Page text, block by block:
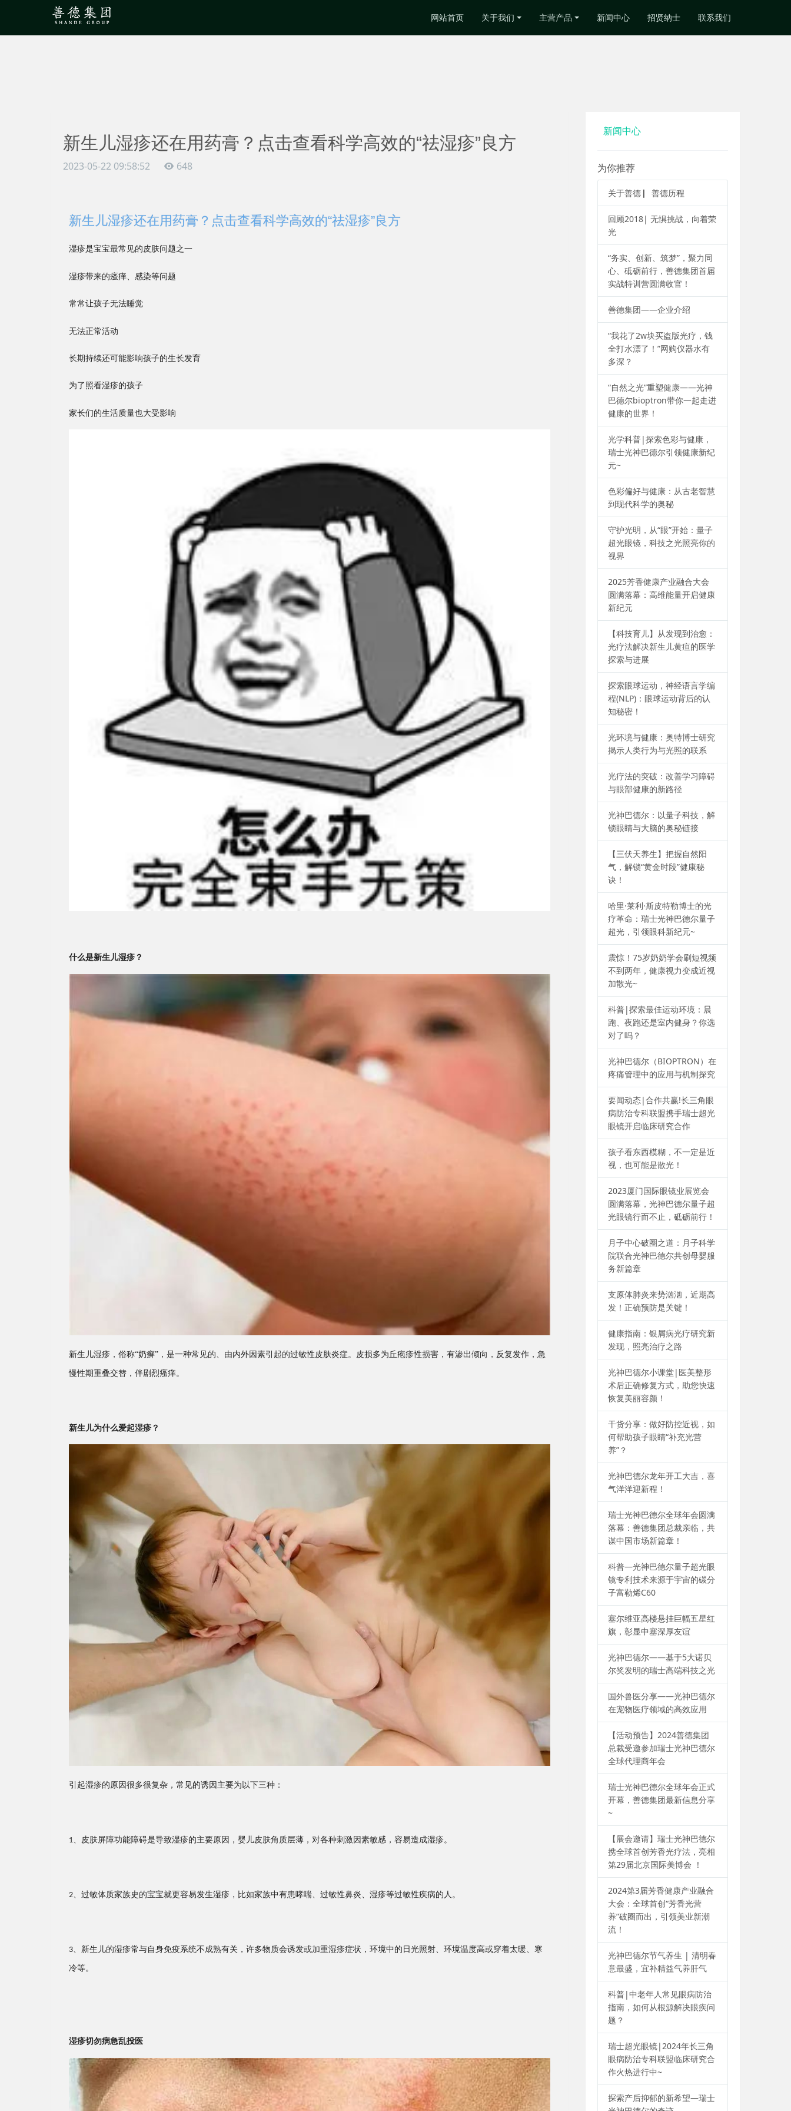
网站首页 关于我们 主营产品 新闻中心 招贤纳士 联系我们
新生儿湿疹还在用药膏？点击查看科学高效的“祛湿疹”良方
2023-05-22 09:58:52 648
新生儿湿疹还在用药膏？点击查看科学高效的“祛湿疹”良方
湿疹是宝宝最常见的皮肤问题之一
湿疹带来的瘙痒、感染等问题
常常让孩子无法睡觉
无法正常活动
长期持续还可能影响孩子的生长发育
为了照看湿疹的孩子
家长们的生活质量也大受影响
什么是新生儿湿疹？
新生儿湿疹，俗称“奶癣”，是一种常见的、由内外因素引起的过敏性皮肤炎症。皮损多为丘疱疹性损害，有渗出倾向，反复发作，急
慢性期重叠交替，伴剧烈瘙痒。
新生儿为什么爱起湿疹？
引起湿疹的原因很多很复杂，常见的诱因主要为以下三种：
1 、皮肤屏障功能障碍是导致湿疹的主要原因，婴儿皮肤角质层薄，对各种刺激因素敏感，容易造成湿疹。
2 、过敏体质家族史的宝宝就更容易发生湿疹，比如家族中有患哮喘、过敏性鼻炎、湿疹等过敏性疾病的人。
3 、新生儿的湿疹常与自身免疫系统不成熟有关，许多物质会诱发或加重湿疹症状，环境中的日光照射、环境温度高或穿着太暖、寒
冷等。
湿疹切勿病急乱投医
新闻中心
为你推荐
关于善德 ▏善德历程
回顾2018| 无惧挑战，向着荣
光
“务实、创新、筑梦”，聚力同
心、砥砺前行，善德集团首届
实战特训营圆满收官！
善德集团——企业介绍
“我花了2w块买盗版光疗，钱
全打水漂了！”网购仪器水有
多深？
“自然之光”重塑健康——光神
巴德尔bioptron带你一起走进
健康的世界！
光学科普|探索色彩与健康，
瑞士光神巴德尔引领健康新纪
元~
色彩偏好与健康：从古老智慧
到现代科学的奥秘
守护光明，从“眼”开始：量子
超光眼镜，科技之光照亮你的
视界
2025芳香健康产业融合大会
圆满落幕：高维能量开启健康
新纪元
【科技育儿】从发现到治愈：
光疗法解决新生儿黄疸的医学
探索与进展
探索眼球运动，神经语言学编
程(NLP)：眼球运动背后的认
知秘密！
光环境与健康：奥特博士研究
揭示人类行为与光照的联系
光疗法的突破：改善学习障碍
与眼部健康的新路径
光神巴德尔：以量子科技，解
锁眼睛与大脑的奥秘链接
【三伏天养生】把握自然阳
气，解锁“黄金时段”健康秘
诀！
哈里·莱利·斯皮特勒博士的光
疗革命：瑞士光神巴德尔量子
超光，引领眼科新纪元~
震惊！75岁奶奶学会刷短视频
不到两年，健康视力变成近视
加散光~
科普|探索最佳运动环境：晨
跑、夜跑还是室内健身？你选
对了吗？
光神巴德尔（BIOPTRON）在
疼痛管理中的应用与机制探究
要闻动态|合作共赢!长三角眼
病防治专科联盟携手瑞士超光
眼镜开启临床研究合作
孩子看东西模糊，不一定是近
视，也可能是散光！
2023厦门国际眼镜业展览会
圆满落幕，光神巴德尔量子超
光眼镜行而不止，砥砺前行！
月子中心破圈之道：月子科学
院联合光神巴德尔共创母婴服
务新篇章
支原体肺炎来势汹汹，近期高
发！正确预防是关键！
健康指南：银屑病光疗研究新
发现，照亮治疗之路
光神巴德尔小课堂|医美整形
术后正确修复方式，助您快速
恢复美丽容颜！
干货分享：做好防控近视，如
何帮助孩子眼睛“补充光营
养”？
光神巴德尔龙年开工大吉，喜
气洋洋迎新程！
瑞士光神巴德尔全球年会圆满
落幕：善德集团总裁亲临，共
谋中国市场新篇章！
科普—光神巴德尔量子超光眼
镜专利技术来源于宇宙的碳分
子富勒烯C60
塞尔维亚高楼悬挂巨幅五星红
旗，彰显中塞深厚友谊
光神巴德尔——基于5大诺贝
尔奖发明的瑞士高端科技之光
国外兽医分享——光神巴德尔
在宠物医疗领域的高效应用
【活动预告】2024善德集团
总裁受邀参加瑞士光神巴德尔
全球代理商年会
瑞士光神巴德尔全球年会正式
开幕，善德集团最新信息分享
~
【展会邀请】瑞士光神巴德尔
携全球首创芳香光疗法，亮相
第29届北京国际美博会 ！
2024第3届芳香健康产业融合
大会：全球首创“芳香光营
养”破圈而出，引领美业新潮
流！
光神巴德尔节气养生 | 清明春
意最盛，宜补精益气养肝气
科普|中老年人常见眼病防治
指南，如何从根源解决眼疾问
题？
瑞士超光眼镜|2024年长三角
眼病防治专科联盟临床研究合
作火热进行中~
探索产后抑郁的新希望—瑞士